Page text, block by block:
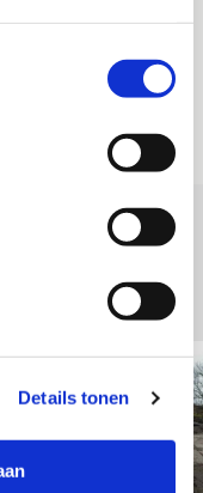
Details tonen